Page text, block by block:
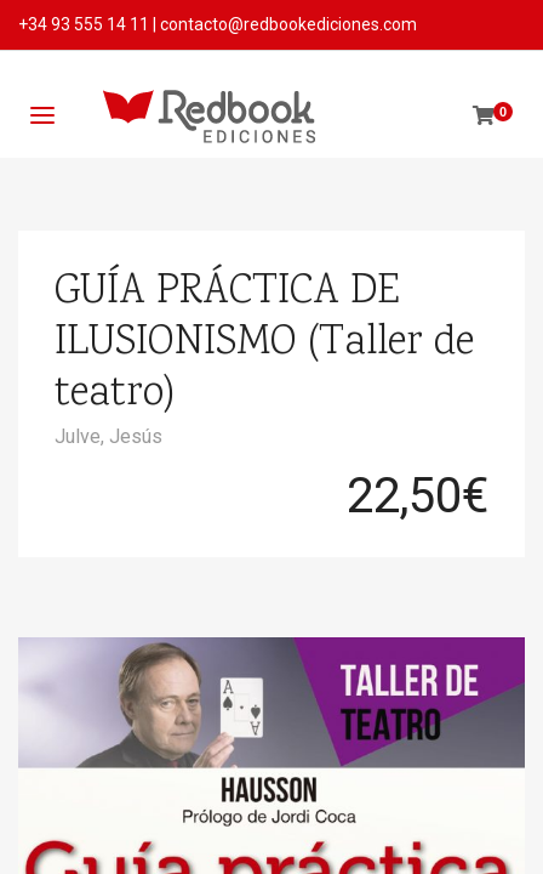
+34 93 555 14 11 contacto@redbookediciones.com
0
GUÍA PRÁCTICA DE
ILUSIONISMO (Taller de
teatro)
Julve, Jesús
22,50€